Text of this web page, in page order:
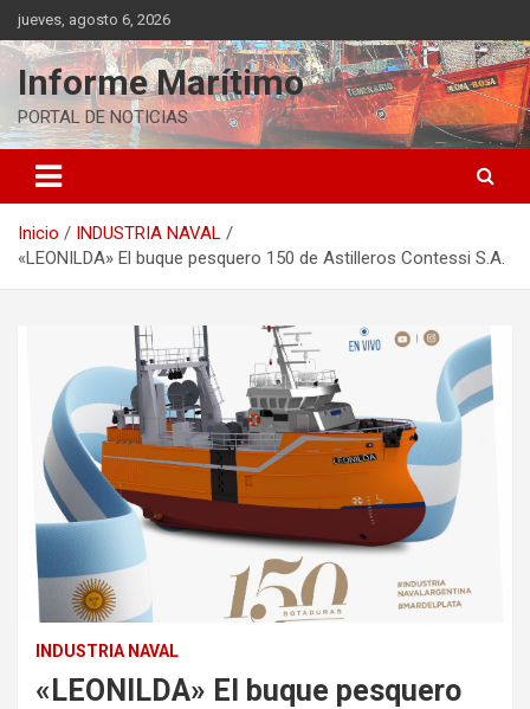
Saltar
al
contenido
jueves, agosto 6, 2026
Informe Marítimo
PORTAL DE NOTICIAS
Inicio
INDUSTRIA NAVAL
«LEONILDA» El buque pesquero 150 de Astilleros Contessi S.A.
INDUSTRIA NAVAL
«LEONILDA» El buque pesquero